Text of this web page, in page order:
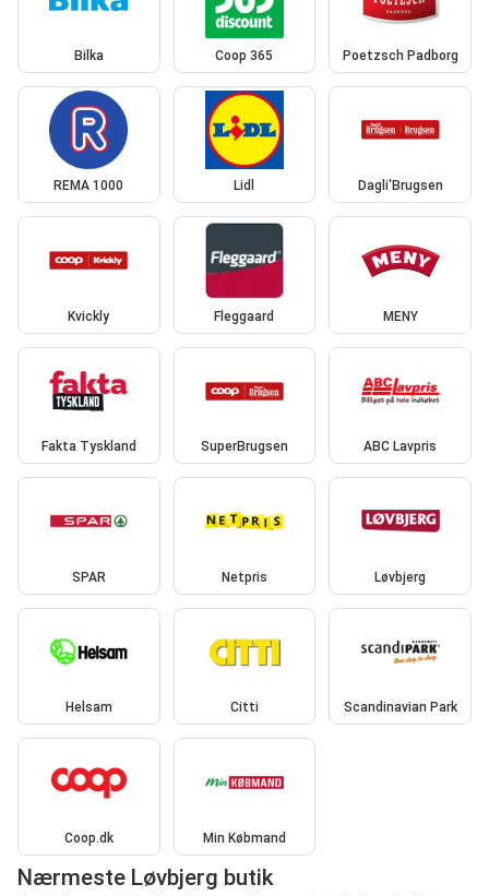
Bilka Coop 365 Poetzsch Padborg
REMA 1000 Lidl Dagli'Brugsen
Kvickly Fleggaard MENY
Fakta Tyskland SuperBrugsen ABC Lavpris
SPAR Netpris Løvbjerg
Helsam Citti Scandinavian Park
Coop.dk Min Købmand
Nærmeste Løvbjerg butik